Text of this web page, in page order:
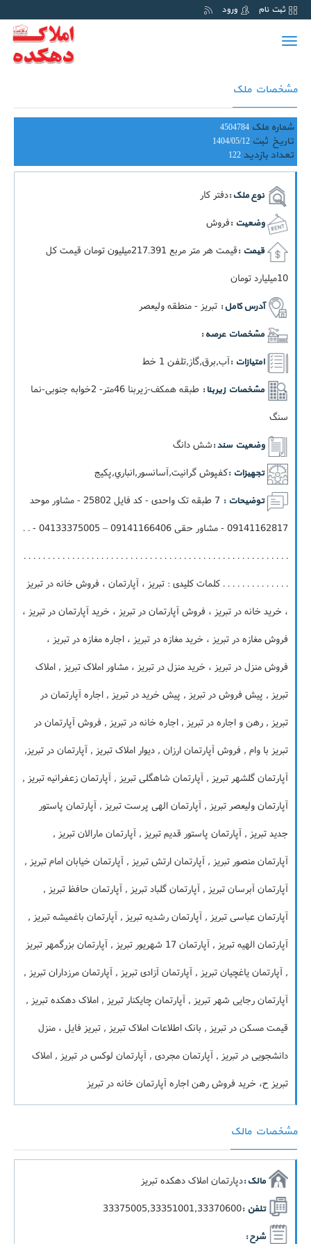
ثبت نام ورود
Toggle
مشخصات ملک
شماره ملک 4504784
تاریخ ثبت 1404/05/12
تعداد بازدید 122
نوع ملک :دفتر کار
وضعیت :فروش
قیمت :
قيمت هر متر مربع 217.391ميليون تومان قيمت کل
10ميليارد تومان
آدرس کامل : تبریز - منطقه ولیعصر
مشخصات عرصه :
امتیازات :آب,برق,گاز,تلفن 1 خط
مشخصات زیربنا :
طبقه همکف-زيربنا 46متر- 2خوابه جنوبی-نما
سنگ
وضعیت سند :شش دانگ
تجهیزات :کفپوش گرانیت,آسانسور,انباري,پکيج
توضیحات :
7 طبقه تک واحدی - کد فایل 25802 - مشاور موحد
09141162817 - مشاور حقی 09141166406 – 04133375005 - . .
. . . . . . . . . . . . . . . . . . . . . . . . . . . . . . . . . . . . . . . . . . . . . . . . . . . . . . .
. . . . . . . . . . . . . . کلمات کلیدی : تبریز ، آپارتمان ، فروش خانه در تبریز
، خرید خانه در تبریز ، فروش آپارتمان در تبریز ، خرید آپارتمان در تبریز ،
فروش مغازه در تبریز ، خرید مغازه در تبریز ، اجاره مغازه در تبریز ،
فروش منزل در تبریز ، خرید منزل در تبریز ، مشاور املاک تبریز , املاک
تبریز , پیش فروش در تبریز , پیش خرید در تبریز , اجاره آپارتمان در
تبریز , رهن و اجاره در تبریز , اجاره خانه در تبریز , فروش آپارتمان در
تبریز با وام , فروش آپارتمان ارزان , دیوار املاک تبریز , آپارتمان در تبریز,
آپارتمان گلشهر تبریز , آپارتمان شاهگلی تبریز , آپارتمان زعفرانیه تبریز ,
آپارتمان ولیعصر تبریز , آپارتمان الهی پرست تبریز , آپارتمان پاستور
جدید تبریز , آپارتمان پاستور قدیم تبریز , آپارتمان مارالان تبریز ,
آپارتمان منصور تبریز , آپارتمان ارتش تبریز , آپارتمان خیابان امام تبریز ,
آپارتمان آبرسان تبریز , آپارتمان گلباد تبریز , آپارتمان حافظ تبریز ,
آپارتمان عباسی تبریز , آپارتمان رشدیه تبریز , آپارتمان باغمیشه تبریز ,
آپارتمان الهیه تبریز , آپارتمان 17 شهریور تبریز , آپارتمان بزرگمهر تبریز
, آپارتمان یاغچیان تبریز , آپارتمان آزادی تبریز , آپارتمان مرزداران تبریز ,
آپارتمان رجایی شهر تبریز , آپارتمان چایکنار تبریز , املاک دهکده تبریز ,
قیمت مسکن در تبریز , بانک اطلاعات املاک تبریز , تبریز فایل ، منزل
دانشجویی در تبریز , آپارتمان مجردی , آپارتمان لوکس در تبریز , املاک
تبریز ح، خرید فروش رهن اجاره آپارتمان خانه در تبریز
مشخصات مالک
مالک :دپارتمان املاک دهکده تبریز
تلفن :33375005,33351001,33370600
شرح :